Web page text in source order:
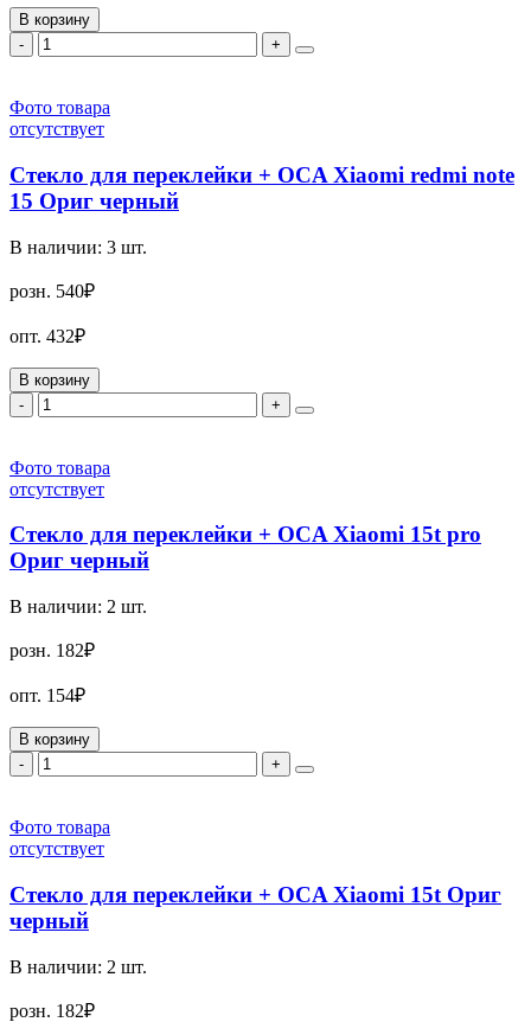
В корзину
-
+
Фото товара
отсутствует
Стекло для переклейки + OCA Xiaomi redmi note
15 Ориг черный
В наличии: 3 шт.
розн. 540₽
опт. 432₽
В корзину
-
+
Фото товара
отсутствует
Стекло для переклейки + OCA Xiaomi 15t pro
Ориг черный
В наличии: 2 шт.
розн. 182₽
опт. 154₽
В корзину
-
+
Фото товара
отсутствует
Стекло для переклейки + OCA Xiaomi 15t Ориг
черный
В наличии: 2 шт.
розн. 182₽